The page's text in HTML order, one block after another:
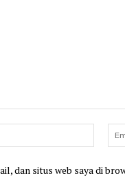
Nama:*
dan situs web saya di